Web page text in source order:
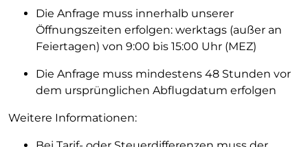
Die Anfrage muss innerhalb unserer
Öffnungszeiten erfolgen: werktags (außer an
Feiertagen) von 9:00 bis 15:00 Uhr (MEZ)
Die Anfrage muss mindestens 48 Stunden vor
dem ursprünglichen Abflugdatum erfolgen
Weitere Informationen: